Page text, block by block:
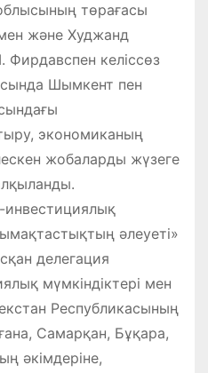
төрағасы
және Худжанд
келіссөз
Шымкент пен
экономиканың
жобаларды жүзеге
әлеуеті»
делегация
мүмкіндіктері мен
Республикасының
Самарқан, Бұқара,
әкімдеріне,